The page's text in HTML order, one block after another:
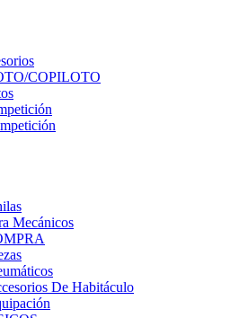
COPILOTO
Mecánicos
De Habitáculo